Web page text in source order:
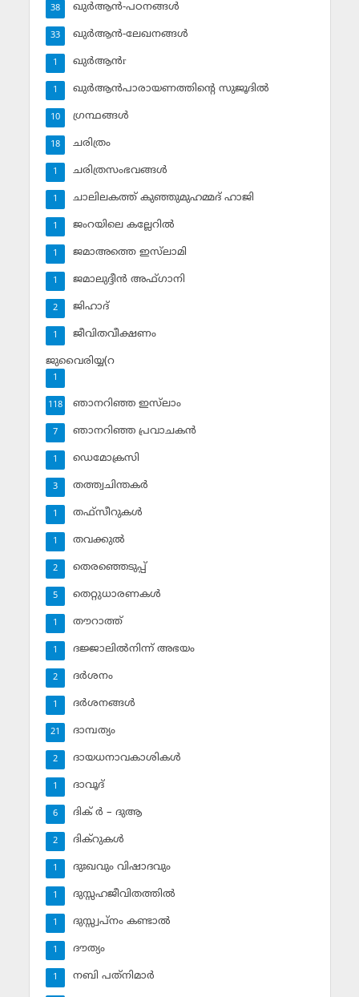
ഖുര്‍ആന്‍-പഠനങ്ങള്‍
38
ഖുര്‍ആന്‍-ലേഖനങ്ങള്‍
33
ഖുര്‍ആന്‍r
1
ഖുര്‍ആന്‍പാരായണത്തിന്റെ സുജൂദില്‍
1
ഗ്രന്ഥങ്ങള്‍
10
ചരിത്രം
18
ചരിത്രസംഭവങ്ങള്‍
1
ചാലിലകത്ത് കുഞ്ഞുമുഹമ്മദ് ഹാജി
1
ജംറയിലെ കല്ലേറില്‍
1
ജമാഅത്തെ ഇസ്‌ലാമി
1
ജമാലുദ്ദീന്‍ അഫ്ഗാനി
1
ജിഹാദ്‌
2
ജീവിതവീക്ഷണം
1
ജുവൈരിയ്യ(റ
1
ഞാനറിഞ്ഞ ഇസ്‌ലാം
118
ഞാനറിഞ്ഞ പ്രവാചകന്‍
7
ഡെമോക്രസി
1
തത്ത്വചിന്തകര്‍
3
തഫ്‌സീറുകള്‍
1
തവക്കുല്‍
1
തെരഞ്ഞെടുപ്പ്
2
തെറ്റുധാരണകള്‍
5
തൗറാത്ത്
1
ദജ്ജാലില്‍നിന്ന് അഭയം
1
ദര്‍ശനം
2
ദര്‍ശനങ്ങള്‍
1
ദാമ്പത്യം
21
ദായധനാവകാശികള്‍
2
ദാവൂദ്‌
1
ദിക് ര്‍ – ദുആ
6
ദിക്‌റുകള്‍
2
ദുഃഖവും വിഷാദവും
1
ദുസ്സഹജീവിതത്തില്‍
1
ദുസ്സ്വപ്‌നം കണ്ടാല്‍
1
ദൗത്യം
1
നബി പത്‌നിമാര്‍
1